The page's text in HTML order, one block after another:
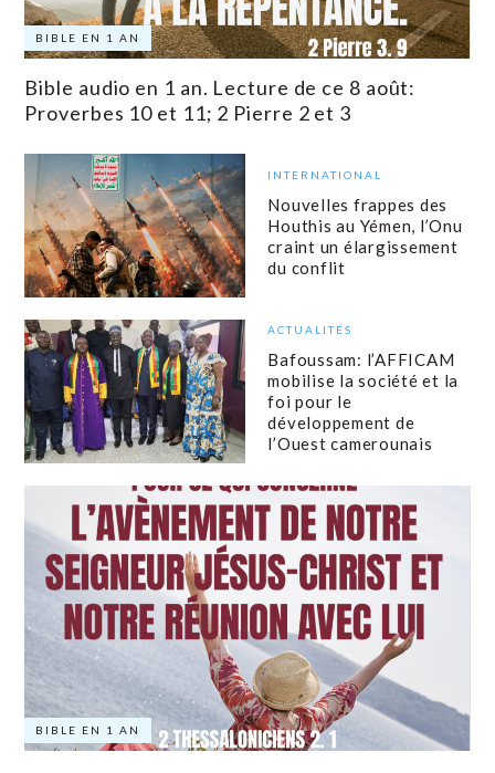
BIBLE EN 1 AN
Bible audio en 1 an. Lecture de ce 8 août:
Proverbes 10 et 11; 2 Pierre 2 et 3
INTERNATIONAL
Nouvelles frappes des
Houthis au Yémen, l’Onu
craint un élargissement
du conflit
ACTUALITÉS
Bafoussam: l’AFFICAM
mobilise la société et la
foi pour le
développement de
l’Ouest camerounais
BIBLE EN 1 AN